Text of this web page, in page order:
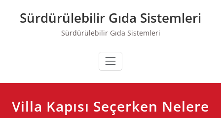
contentSürdürülebilir Gıda Sistemleri
Sürdürülebilir Gıda Sistemleri
Villa Kapısı Seçerken Nelere